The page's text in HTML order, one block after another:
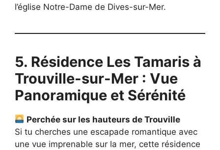
l’église Notre-Dame de Dives-sur-Mer.
5. Résidence Les Tamaris à
Trouville-sur-Mer : Vue
Panoramique et Sérénité
Perchée sur les hauteurs de Trouville
Si tu cherches une escapade romantique avec
une vue imprenable sur la mer, cette résidence